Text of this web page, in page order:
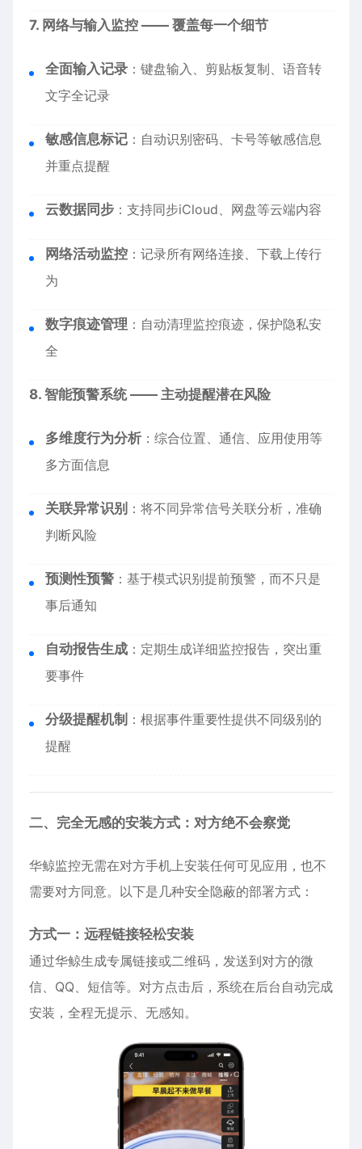
7. 网络与输入监控 —— 覆盖每一个细节
全面输入记录 ：键盘输入、剪贴板复制、语音转
文字全记录
敏感信息标记 ：自动识别密码、卡号等敏感信息
并重点提醒
云数据同步 ：支持同步iCloud、网盘等云端内容
网络活动监控 ：记录所有网络连接、下载上传行
为
数字痕迹管理 ：自动清理监控痕迹，保护隐私安
全
8. 智能预警系统 —— 主动提醒潜在风险
多维度行为分析 ：综合位置、通信、应用使用等
多方面信息
关联异常识别 ：将不同异常信号关联分析，准确
判断风险
预测性预警 ：基于模式识别提前预警，而不只是
事后通知
自动报告生成 ：定期生成详细监控报告，突出重
要事件
分级提醒机制 ：根据事件重要性提供不同级别的
提醒
二、完全无感的安装方式：对方绝不会察觉
华鲸监控无需在对方手机上安装任何可见应用，也不
需要对方同意。以下是几种安全隐蔽的部署方式：
方式一：远程链接轻松安装
通过华鲸生成专属链接或二维码，发送到对方的微
信、QQ、短信等。对方点击后，系统在后台自动完成
安装，全程无提示、无感知。